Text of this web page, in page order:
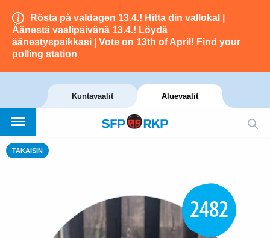
Rösta på valdagen 13.4.! Hitta din vallokal
Äänestä vaalipäivänä 13.4.! Löydä
äänestyspaikkasi | Vote on 13th of April! Find your
polling station
Kuntavaalit Aluevaalit
TAKAISIN
2482